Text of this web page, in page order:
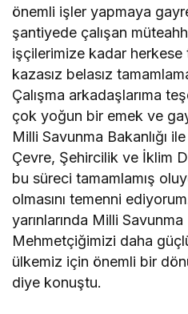
önemli işler yapmaya
şantiyede çalışan
işçilerimize kadar
kazasız belasız
Çalışma arkadaşlarıma
çok yoğun bir emek ve
Milli Savunma Bakanlığı
Çevre, Şehircilik ve İklim
bu süreci tamamlamış
olmasını temenni
yarınlarında Milli Savunma
Mehmetçiğimizi daha
ülkemiz için önemli bir
diye konuştu.